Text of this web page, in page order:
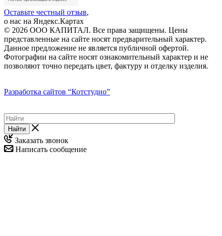
Оставьте честный отзыв,
о нас на Яндекс.Картах
© 2026 ООО КАПИТАЛ. Все права защищены. Цены
представленные на сайте носят предварительный характер.
Данное предложение не является публичной офертой.
Фотографии на сайте носят ознакомительный характер и не
позволяют точно передать цвет, фактуру и отделку изделия.
Разработка сайтов “Котстудио”
Найти
Заказать звонок
Написать сообщение